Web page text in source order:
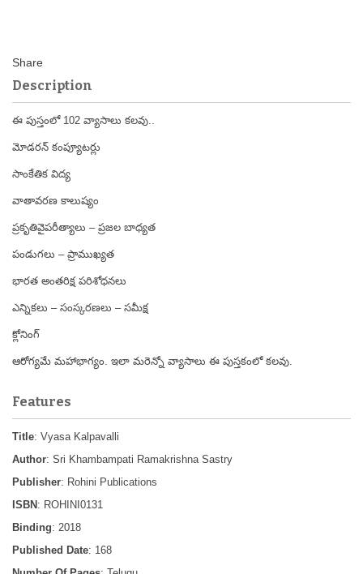
Description
ఈ పుస్తంలో 102 వ్యాసాలు కలవు..
మోడరన్ కంప్యూటర్లు
సాంకేతిక విద్య
వాతావరణ కాలుష్యం
ప్రకృతివైపరీత్యాలు – ప్రజల బాధ్యత
పండుగలు – ప్రాముఖ్యత
భారత అంతరిక్ష పరిశోధనలు
ఎన్నికలు – సంస్కరణలు – సమీక్ష
క్లోనింగ్
ఆరోగ్యమే మహాభాగ్యం. ఇలా మరెన్నో వ్యాసాలు ఈ పుస్తకంలో కలవు.
Features
Title: Vyasa Kalpavalli
Author: Sri Khambampati Ramakrishna Sastry
Publisher: Rohini Publications
ISBN : ROHINI0131
Binding: 2018
Published Date: 168